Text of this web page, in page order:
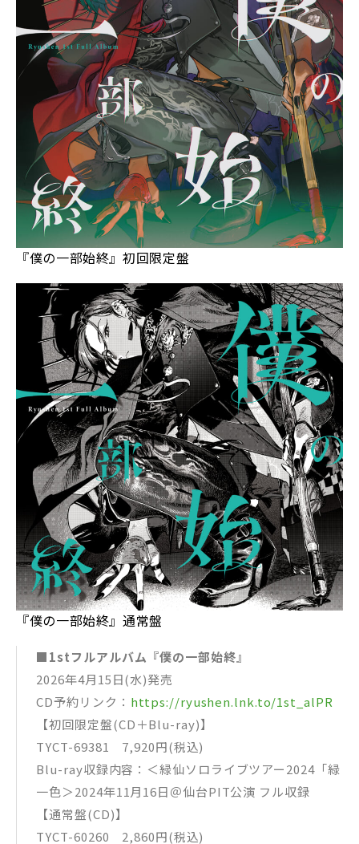
『僕の一部始終』初回限定盤
『僕の一部始終』通常盤
■1stフルアルバム『僕の一部始終』
2026年4月15日(水)発売
CD予約リンク： https://ryushen.lnk.to/1st_alPR
【初回限定盤(CD＋Blu-ray)】
TYCT-69381 7,920円(税込)
Blu-ray収録内容：＜緑仙ソロライブツアー2024「緑
一色＞2024年11月16日＠仙台PIT公演 フル収録
【通常盤(CD)】
TYCT-60260 2,860円(税込)